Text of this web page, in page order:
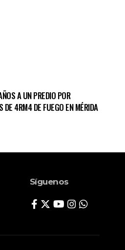
A UN PREDIO POR
DE 4RM4 DE FUEGO EN MÉRIDA
Síguenos